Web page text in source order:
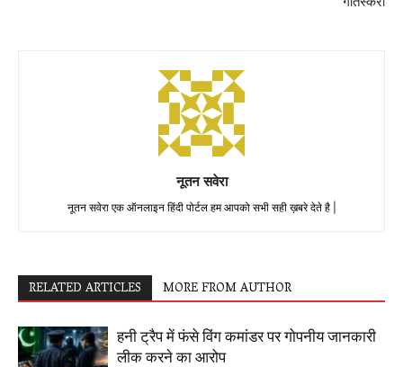
नूतन सवेरा
नूतन सवेरा एक ऑनलाइन हिंदी पोर्टल हम आपको सभी सही ख़बरे देते है |
RELATED ARTICLES MORE FROM AUTHOR
हनी ट्रैप में फंसे विंग कमांडर पर गोपनीय जानकारी
लीक करने का आरोप